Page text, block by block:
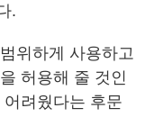
.
위하게 사용하고
허용해 줄 것인
려웠다는 후문